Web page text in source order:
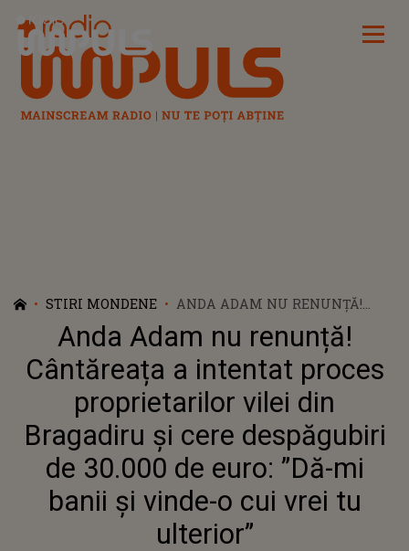
Radio Impuls
STIRI MONDENE
ANDA ADAM NU RENUNȚĂ!
CÂNTĂREAȚA A INTENTAT
PROCES PROPRIETARILOR VILEI
DIN BRAGADIRU ȘI CERE
DESPĂGUBIRI DE 30.000 DE
EURO: ”DĂ-MI BANII ȘI VINDE-O
Anda Adam nu renunță!
Cântăreața a intentat proces
proprietarilor vilei din
Bragadiru și cere despăgubiri
de 30.000 de euro: ”Dă-mi
banii și vinde-o cui vrei tu
ulterior”